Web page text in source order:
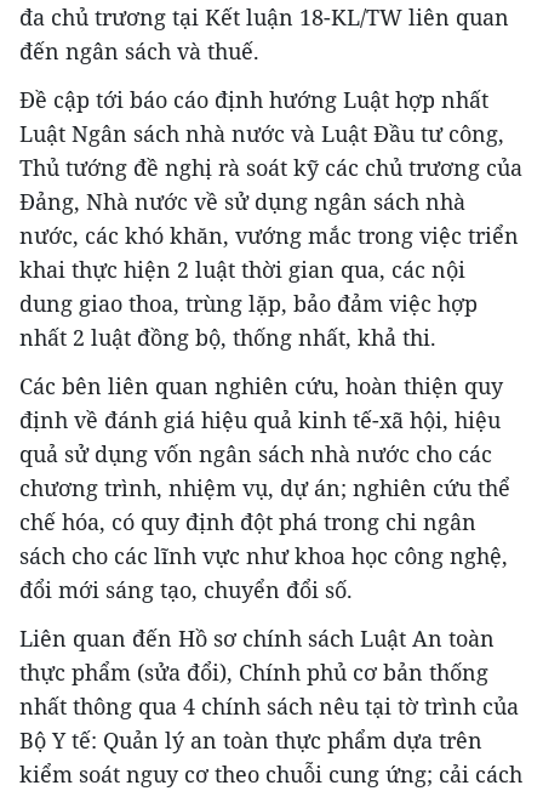
đa chủ trương tại Kết luận 18-KL/TW liên quan
đến ngân sách và thuế.
Đề cập tới báo cáo định hướng Luật hợp nhất
Luật Ngân sách nhà nước và Luật Đầu tư công,
Thủ tướng đề nghị rà soát kỹ các chủ trương của
Đảng, Nhà nước về sử dụng ngân sách nhà
nước, các khó khăn, vướng mắc trong việc triển
khai thực hiện 2 luật thời gian qua, các nội
dung giao thoa, trùng lặp, bảo đảm việc hợp
nhất 2 luật đồng bộ, thống nhất, khả thi.
Các bên liên quan nghiên cứu, hoàn thiện quy
định về đánh giá hiệu quả kinh tế-xã hội, hiệu
quả sử dụng vốn ngân sách nhà nước cho các
chương trình, nhiệm vụ, dự án; nghiên cứu thể
chế hóa, có quy định đột phá trong chi ngân
sách cho các lĩnh vực như khoa học công nghệ,
đổi mới sáng tạo, chuyển đổi số.
Liên quan đến Hồ sơ chính sách Luật An toàn
thực phẩm (sửa đổi), Chính phủ cơ bản thống
nhất thông qua 4 chính sách nêu tại tờ trình của
Bộ Y tế: Quản lý an toàn thực phẩm dựa trên
kiểm soát nguy cơ theo chuỗi cung ứng; cải cách